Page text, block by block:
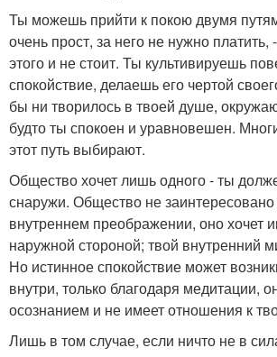
Ты можешь прийти к покою двумя
очень прост, за него не нужно платить,
этого и не стоит. Ты культивируешь
спокойствие, делаешь его чертой
бы ни творилось в твоей душе,
будто ты спокоен и уравновешен.
этот путь выбирают.
Общество хочет лишь одного - ты
снаружи. Общество не
внутреннем преображении, оно хочет
наружной стороной; твой внутренний
Но истинное спокойствие может
внутри, только благодаря медитации,
осознанием и не имеет отношения к
Лишь в том случае, если ничто не в